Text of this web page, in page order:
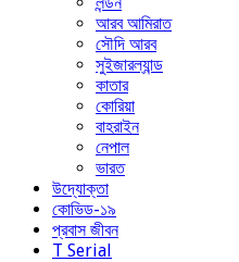
আরব আমিরাত
সৌদি আরব
সুইজারল্যান্ড
কাতার
কোরিয়া
বাহরাইন
নেপাল
ভারত
উদ্যোক্তা
কোভিড-১৯
প্রবাস জীবন
T Serial